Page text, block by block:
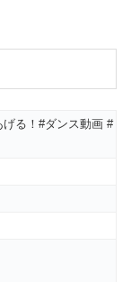
る！#ダンス動画 #